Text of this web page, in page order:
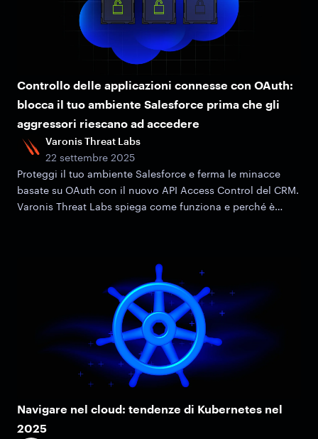
Controllo delle applicazioni connesse con OAuth:
blocca il tuo ambiente Salesforce prima che gli
aggressori riescano ad accedere
Varonis Threat Labs
22 settembre 2025
Proteggi il tuo ambiente Salesforce e ferma le minacce
basate su OAuth con il nuovo API Access Control del CRM.
Varonis Threat Labs spiega come funziona e perché è
Navigare nel cloud: tendenze di Kubernetes nel
2025